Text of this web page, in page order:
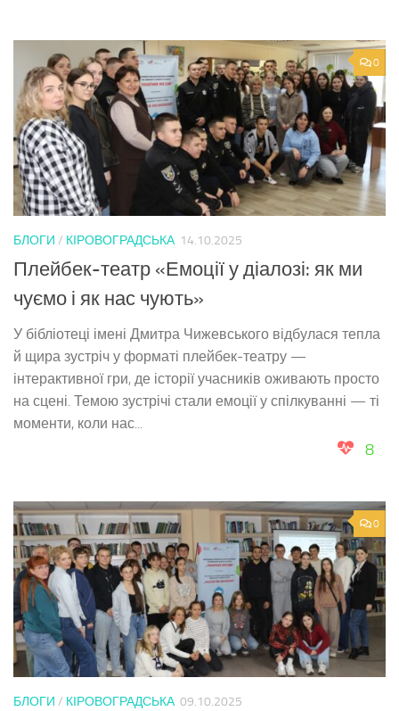
0
БЛОГИ / КІРОВОГРАДСЬКА 14.10.2025
Плейбек-театр «Емоції у діалозі: як ми
чуємо і як нас чують»
У бібліотеці імені Дмитра Чижевського відбулася тепла
й щира зустріч у форматі плейбек-театру —
інтерактивної гри, де історії учасників оживають просто
на сцені. Темою зустрічі стали емоції у спілкуванні — ті
моменти, коли нас...
8
0
БЛОГИ / КІРОВОГРАДСЬКА 09.10.2025